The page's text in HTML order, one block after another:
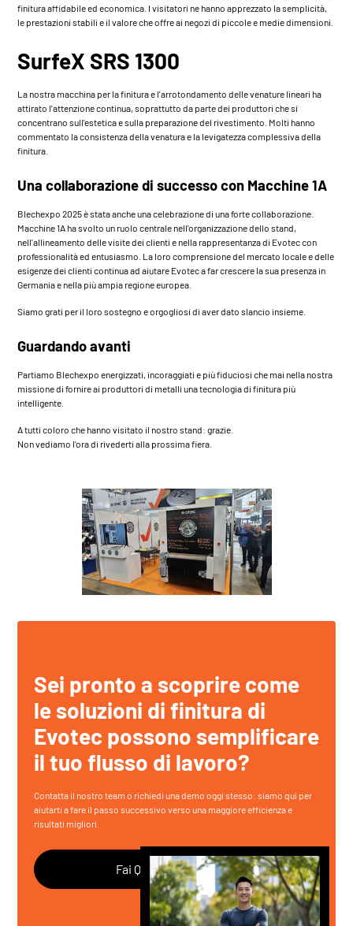
finitura affidabile ed economica. I visitatori ne hanno apprezzato la semplicità,
le prestazioni stabili e il valore che offre ai negozi di piccole e medie dimensioni.
SurfeX SRS 1300
La nostra macchina per la finitura e l'arrotondamento delle venature lineari ha
attirato l'attenzione continua, soprattutto da parte dei produttori che si
concentrano sull'estetica e sulla preparazione del rivestimento. Molti hanno
commentato la consistenza della venatura e la levigatezza complessiva della
finitura.
Una collaborazione di successo con Macchine 1A
Blechexpo 2025è stata anche una celebrazione di una forte collaborazione.
Macchine 1A ha svolto un ruolo centrale nell'organizzazione dello stand,
nell'allineamento delle visite dei clienti e nella rappresentanza di Evotec con
professionalità ed entusiasmo. La loro comprensione del mercato locale e delle
esigenze dei clienti continua ad aiutare Evotec a far crescere la sua presenza in
Germania e nella più ampia regione europea.
Siamo grati per il loro sostegno e orgogliosi di aver dato slancio insieme.
Guardando avanti
Partiamo Blechexpo energizzati, incoraggiati e più fiduciosi che mai nella nostra
missione di fornire ai produttori di metalli una tecnologia di finitura più
intelligente.
A tutti coloro che hanno visitato il nostro stand: grazie.
Non vediamo l'ora di rivederti alla prossima fiera.
Sei pronto a scoprire come
le soluzioni di finitura di
Evotec possono semplificare
il tuo flusso di lavoro?
Contatta il nostro team o richiedi una demo oggi stesso: siamo qui per
aiutarti a fare il passo successivo verso una maggiore efficienza e
risultati migliori.
Fai Qualsiasi Domanda